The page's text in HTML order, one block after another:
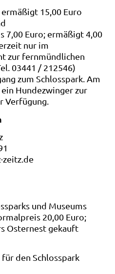
15,00 Euro
7,00 Euro; ermäßigt 4,00
nur im
zur fernmündlichen
03441 / 212546)
zum Schlosspark. Am
Hundezwinger zur
Verfügung.
zeitz.de
und Museums
20,00 Euro;
Osternest gekauft
den Schlosspark